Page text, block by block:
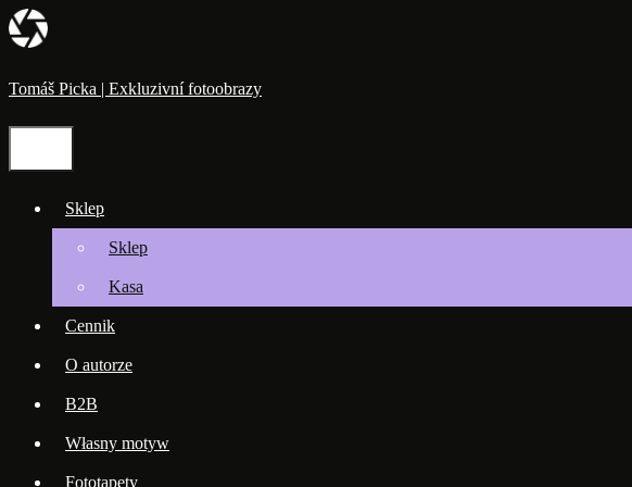
Przejdź
do
Tomáš Picka | Exkluzivní fotoobrazy
Sklep
Sklep
Kasa
Cennik
O autorze
B2B
Własny motyw
Fototapety